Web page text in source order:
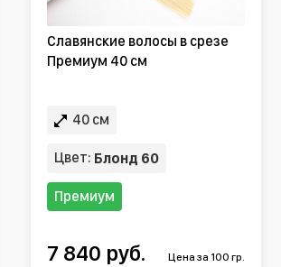
Славянские волосы в срезе
Премиум 40 см
40 см
Цвет: Блонд 60
Премиум
7 840 руб. Цена за 100 гр.